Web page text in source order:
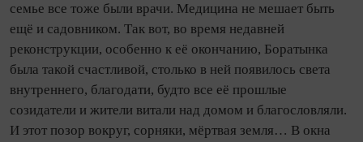
семье­ все тоже были врачи. Медицина не мешает быть
ещё и садовником. Так вот, во время недавней
реконструкции, особенно к её окончанию, Боратынка
была такой счастливой, столько в ней появилось света
внутреннего, благодати, будто все её прошлые
созидатели и жители витали над домом и благословляли.
И этот позор вокруг, сорняки, мёртвая земля… В окна